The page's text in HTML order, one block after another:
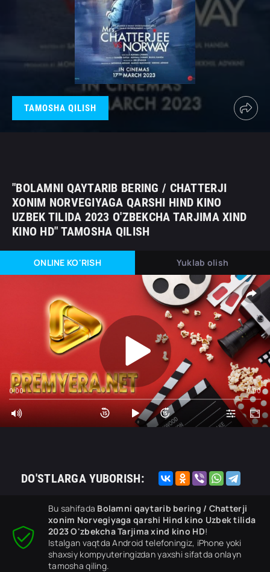
TAMOSHA QILISH
"BOLAMNI QAYTARIB BERING / CHATTERJI
XONIM NORVEGIYAGA QARSHI HIND KINO
UZBEK TILIDA 2023 O'ZBEKCHA TARJIMA XIND
KINO HD" TAMOSHA QILISH
ONLINE KO'RISH Yuklab olish
0:00 0:00
DO'STLARGA YUBORISH:
Bu sahifada Bolamni qaytarib bering / Chatterji
xonim Norvegiyaga qarshi Hind kino Uzbek tilida
2023 O'zbekcha Tarjima xind kino HD!
Istalgan vaqtda Android telefoningiz, iPhone yoki
shaxsiy kompyuteringizdan yaxshi sifatda onlayn
tamosha qiling.